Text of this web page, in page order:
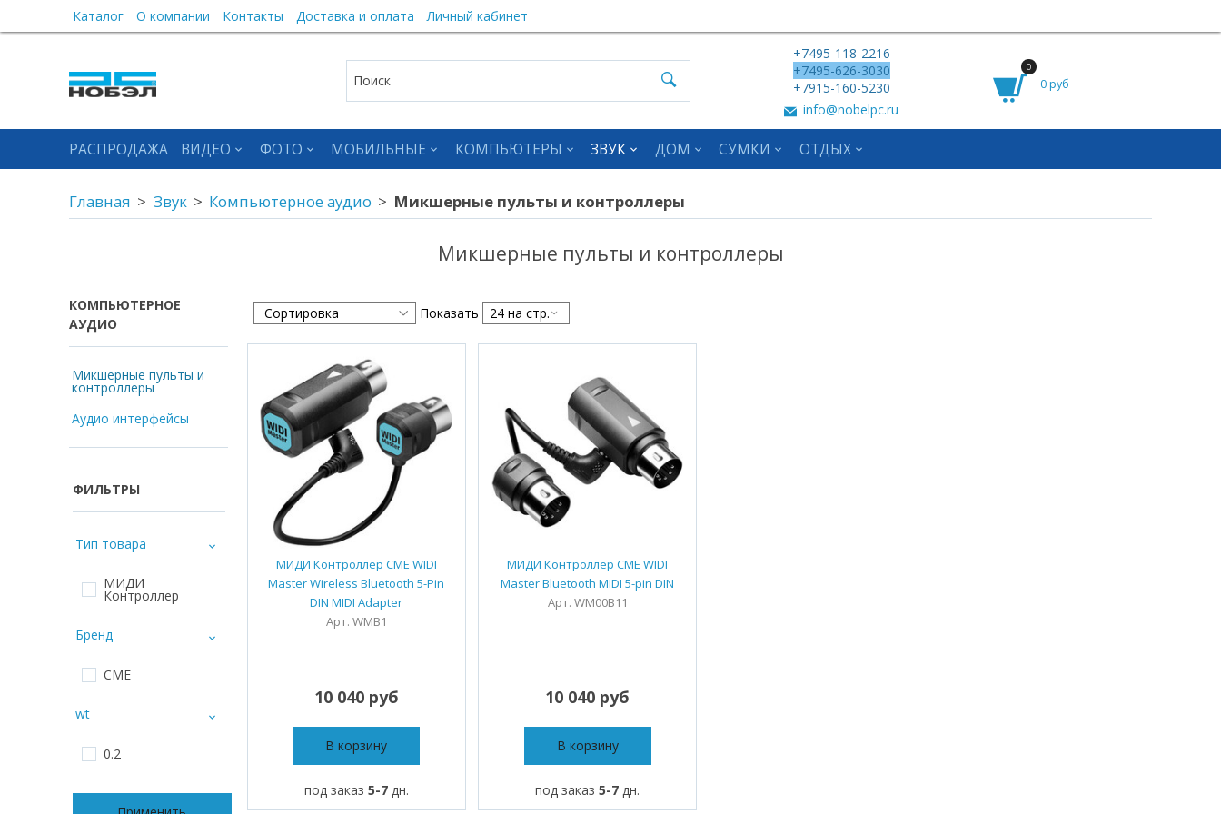
Каталог О компании Контакты Доставка и оплата Личный кабинет
+7495-118-2216
+7495-626-3030
+7915-160-5230
info@nobelpc.ru
0
0 руб
РАСПРОДАЖА ВИДЕО ФОТО МОБИЛЬНЫЕ КОМПЬЮТЕРЫ ЗВУК ДОМ СУМКИ ОТДЫХ
Главная Звук Компьютерное аудио Микшерные пульты и контроллеры
Микшерные пульты и контроллеры
Показать
МИДИ Контроллер CME WIDI
Master Wireless Bluetooth 5-Pin
DIN MIDI Adapter
Арт. WMB1
10 040 руб
В корзину
под заказ 5-7дн.
МИДИ Контроллер CME WIDI
Master Bluetooth MIDI 5-pin DIN
Арт. WM00B11
10 040 руб
В корзину
под заказ5-7 дн.
КОМПЬЮТЕРНОЕ
АУДИО
Микшерные пульты и
контроллеры
Аудио интерфейсы
ФИЛЬТРЫ
Тип товара
МИДИ
Контроллер
Бренд
CME
wt
0.2